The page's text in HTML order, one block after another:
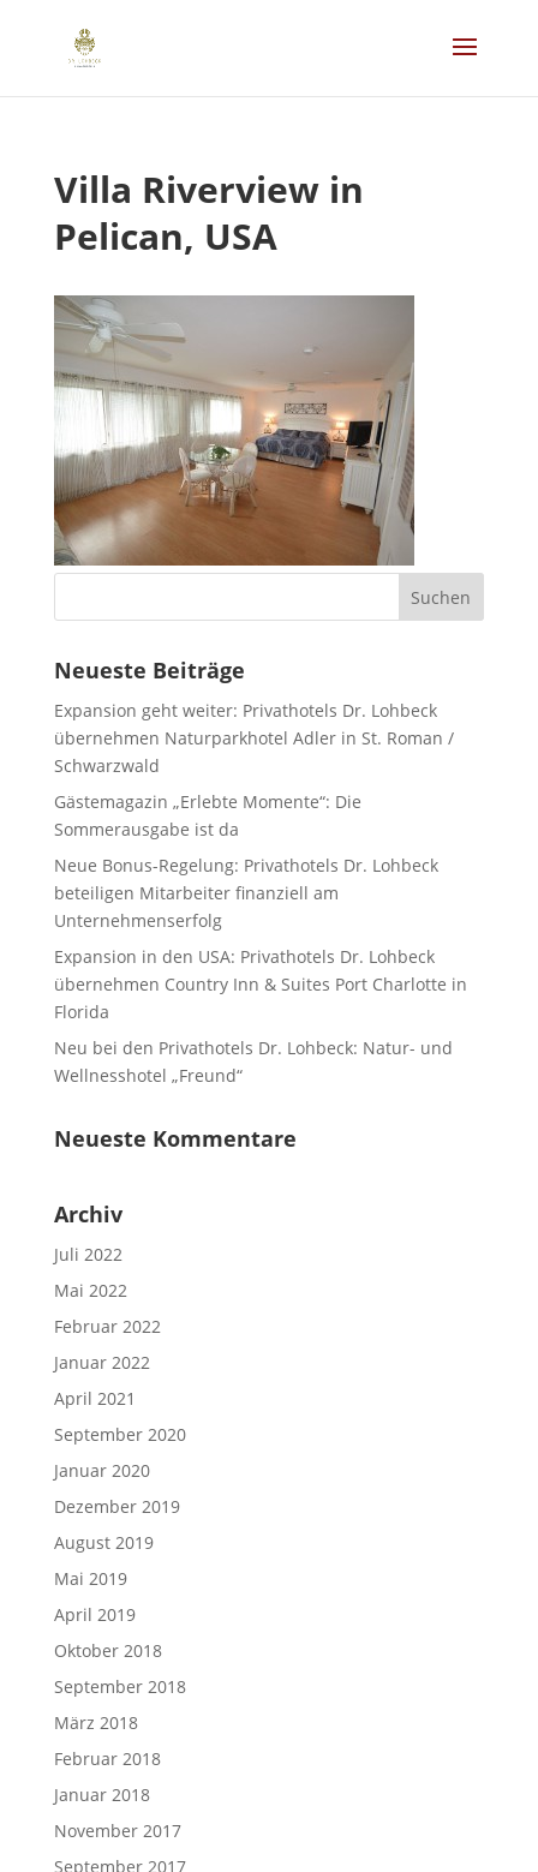
Villa Riverview in
Pelican, USA
Neueste Beiträge
Expansion geht weiter: Privathotels Dr. Lohbeck
übernehmen Naturparkhotel Adler in St. Roman /
Schwarzwald
Gästemagazin „Erlebte Momente“: Die
Sommerausgabe ist da
Neue Bonus-Regelung: Privathotels Dr. Lohbeck
beteiligen Mitarbeiter finanziell am
Unternehmenserfolg
Expansion in den USA: Privathotels Dr. Lohbeck
übernehmen Country Inn & Suites Port Charlotte in
Florida
Neu bei den Privathotels Dr. Lohbeck: Natur- und
Wellnesshotel „Freund“
Neueste Kommentare
Archiv
Juli 2022
Mai 2022
Februar 2022
Januar 2022
April 2021
September 2020
Januar 2020
Dezember 2019
August 2019
Mai 2019
April 2019
Oktober 2018
September 2018
März 2018
Februar 2018
Januar 2018
November 2017
September 2017